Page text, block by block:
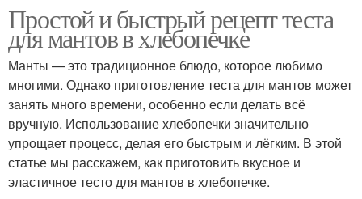
Простой и быстрый рецепт теста
для мантов в хлебопечке
Манты — это традиционное блюдо, которое любимо
многими. Однако приготовление теста для мантов может
занять много времени, особенно если делать всё
вручную. Использование хлебопечки значительно
упрощает процесс, делая его быстрым и лёгким. В этой
статье мы расскажем, как приготовить вкусное и
эластичное тесто для мантов в хлебопечке.